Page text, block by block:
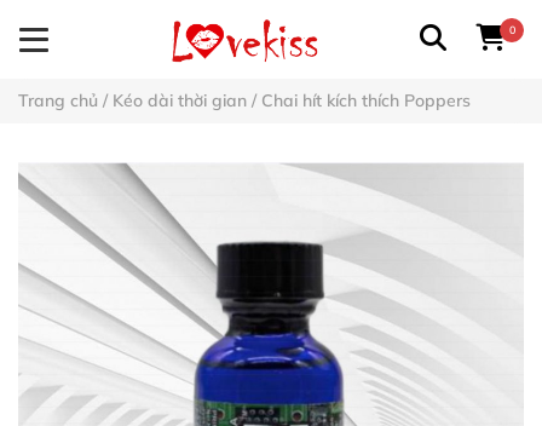
0
Trang chủ / Kéo dài thời gian / Chai hít kích thích Poppers